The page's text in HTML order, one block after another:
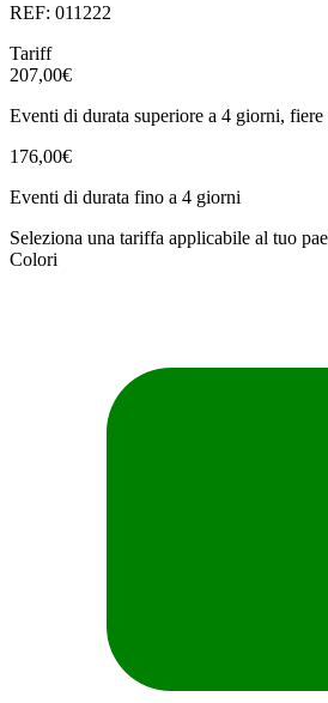
REF: 011222
Tariff
207,00€
Eventi di durata superiore a 4 giorni, fiere
176,00€
Eventi di durata fino a 4 giorni
Seleziona una tariffa applicabile al tuo
Colori